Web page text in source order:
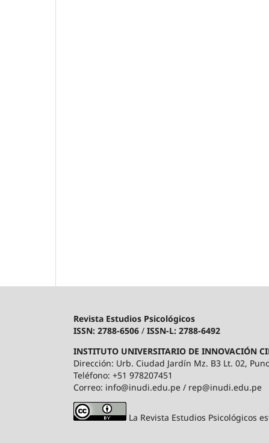
Revista Estudios Psicológicos
ISSN: 2788-6506 / ISSN-L: 2788-6492
INSTITUTO UNIVERSITARIO DE INNOVACIÓN
Dirección: Urb. Ciudad Jardín Mz. B3 Lt. 02,
Teléfono: +51 978207451
Correo: info@inudi.edu.pe / rep@inudi.edu.pe
La Revista Estudios Psicológicos